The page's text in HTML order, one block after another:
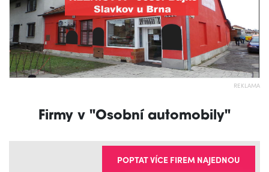
REKLAMA
Firmy v "Osobní automobily"
POPTAT VÍCE FIREM NAJEDNOU